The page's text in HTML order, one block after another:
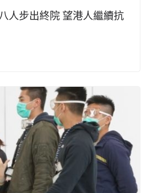
人步出終院 望港人繼續抗